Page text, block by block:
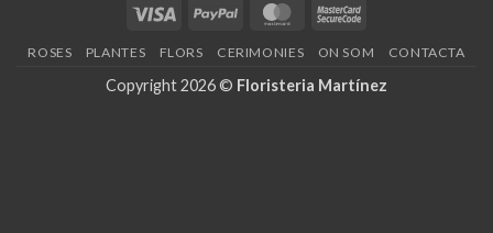
Visa PayPal MasterCardMasterCard
ROSES PLANTES FLORS CERIMONIES ON SOM CONTACTA
Copyright 2026 © Floristeria Martínez